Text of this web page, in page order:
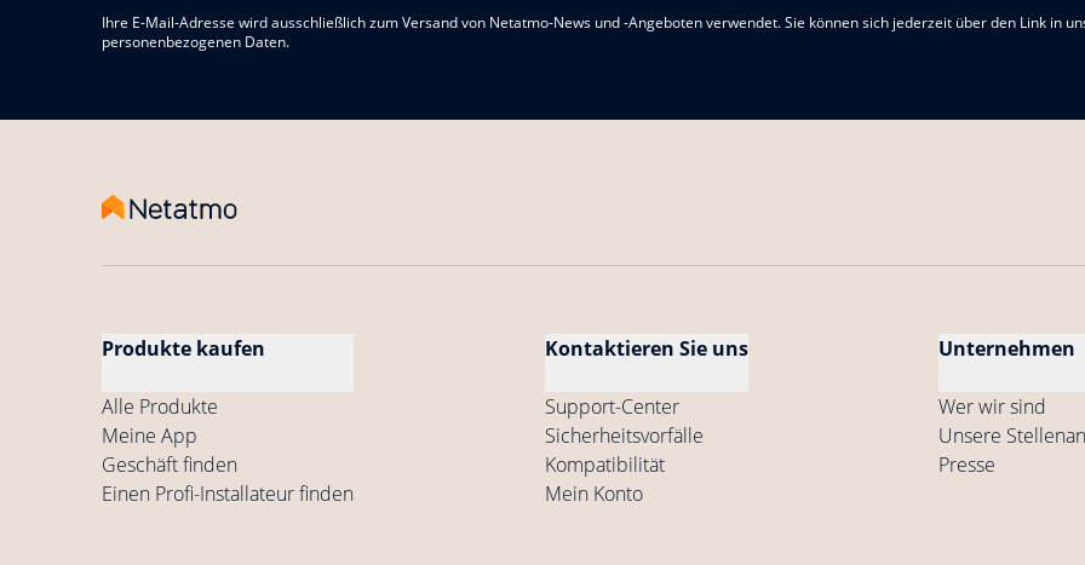
Ihre E-Mail-Adresse wird ausschließlich zum Versand von Netatmo-News und -Angeboten verwendet. Sie können sich jederzeit über den Link in
personenbezogenen Daten.
Produkte kaufen
Alle Produkte
Meine App
Geschäft finden
Einen Profi-Installateur finden
Kontaktieren Sie uns
Support-Center
Sicherheitsvorfälle
Kompatibilität
Mein Konto
Unternehmen
Wer wir sind
Unsere
Presse